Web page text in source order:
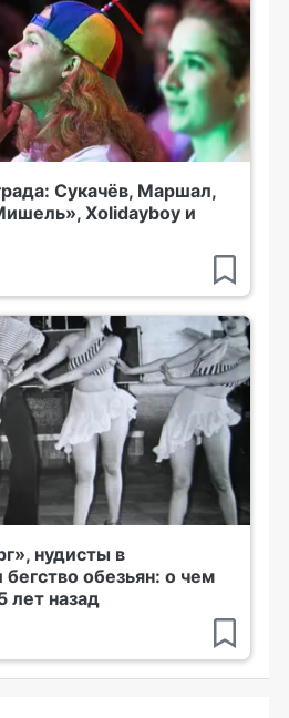
Сукачёв, Маршал,
Xolidayboy и
нудисты в
обезьян: о чем
лет назад